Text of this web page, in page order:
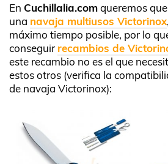
En Cuchillalia.comqueremos
una navaja multiusos Victorinox
máximo tiempo posible, por lo
conseguir recambios de
este recambio no es el que
estos otros (verifica la
de navaja Victorinox):